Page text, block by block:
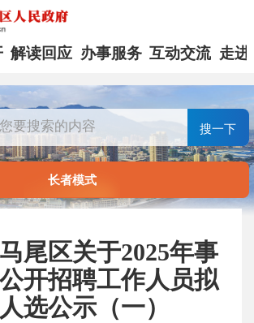
解读回应 办事服务 互动交流 走进
搜一下
长者模式
尾区关于2025年事
开招聘工作人员拟
选公示（一）